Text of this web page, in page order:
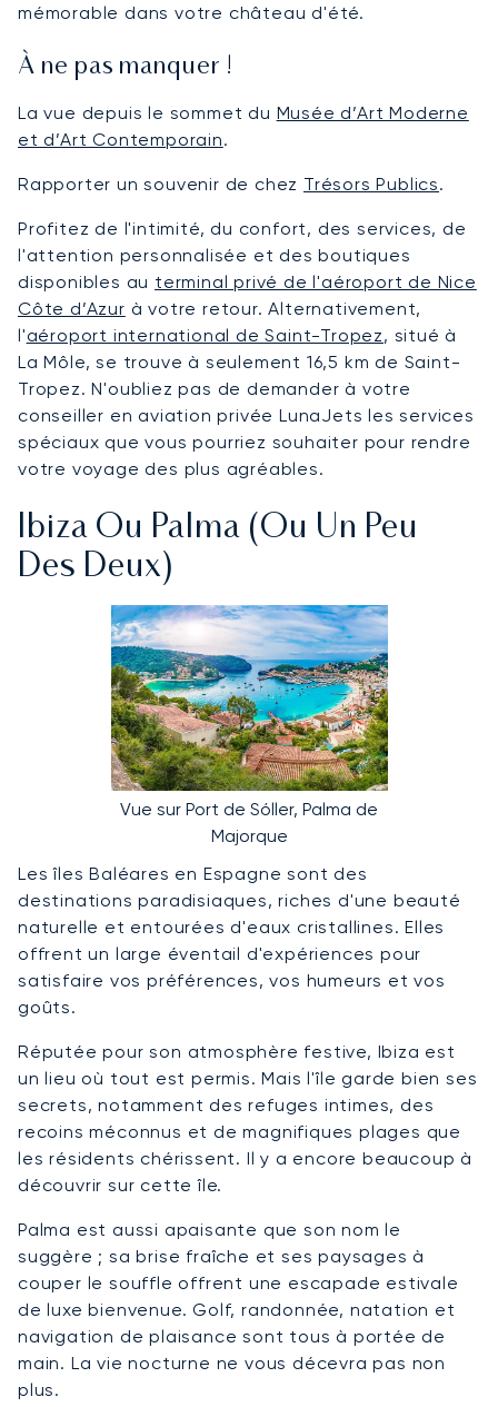
mémorable dans votre château d'été.
À ne pas manquer !
La vue depuis le sommet du Musée d’Art Moderne
et d’Art Contemporain.
Rapporter un souvenir de chez Trésors Publics.
Profitez de l'intimité, du confort, des services, de
l'attention personnalisée et des boutiques
disponibles au terminal privé de l'aéroport de Nice
Côte d’Azur à votre retour. Alternativement,
l'aéroport international de Saint-Tropez, situé à
La Môle, se trouve à seulement 16,5 km de Saint-
Tropez. N'oubliez pas de demander à votre
conseiller en aviation privée LunaJets les services
spéciaux que vous pourriez souhaiter pour rendre
votre voyage des plus agréables.
Ibiza Ou Palma (ou Un Peu
Des Deux)
Vue sur Port de Sóller, Palma de
Majorque
Les îles Baléares en Espagne sont des
destinations paradisiaques, riches d'une beauté
naturelle et entourées d'eaux cristallines. Elles
offrent un large éventail d'expériences pour
satisfaire vos préférences, vos humeurs et vos
goûts.
Réputée pour son atmosphère festive, Ibiza est
un lieu où tout est permis. Mais l'île garde bien ses
secrets, notamment des refuges intimes, des
recoins méconnus et de magnifiques plages que
les résidents chérissent. Il y a encore beaucoup à
découvrir sur cette île.
Palma est aussi apaisante que son nom le
suggère ; sa brise fraîche et ses paysages à
couper le souffle offrent une escapade estivale
de luxe bienvenue. Golf, randonnée, natation et
navigation de plaisance sont tous à portée de
main. La vie nocturne ne vous décevra pas non
plus.